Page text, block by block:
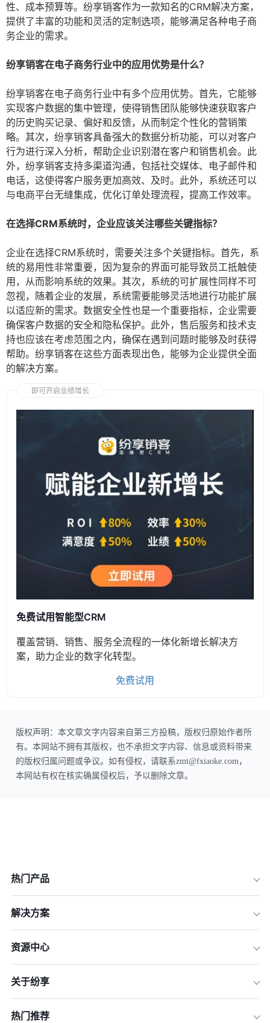
性、成本预算等。纷享销客作为一款知名的CRM解决方案，
提供了丰富的功能和灵活的定制选项，能够满足各种电子商
务企业的需求。
纷享销客在电子商务行业中的应用优势是什么？
纷享销客在电子商务行业中有多个应用优势。首先，它能够
实现客户数据的集中管理，使得销售团队能够快速获取客户
的历史购买记录、偏好和反馈，从而制定个性化的营销策
略。其次，纷享销客具备强大的数据分析功能，可以对客户
行为进行深入分析，帮助企业识别潜在客户和销售机会。此
外，纷享销客支持多渠道沟通，包括社交媒体、电子邮件和
电话，这使得客户服务更加高效、及时。此外，系统还可以
与电商平台无缝集成，优化订单处理流程，提高工作效率。
在选择CRM系统时，企业应该关注哪些关键指标？
企业在选择CRM系统时，需要关注多个关键指标。首先，系
统的易用性非常重要，因为复杂的界面可能导致员工抵触使
用，从而影响系统的效果。其次，系统的可扩展性同样不可
忽视，随着企业的发展，系统需要能够灵活地进行功能扩展
以适应新的需求。数据安全性也是一个重要指标，企业需要
确保客户数据的安全和隐私保护。此外，售后服务和技术支
持也应该在考虑范围之内，确保在遇到问题时能够及时获得
帮助。纷享销客在这些方面表现出色，能够为企业提供全面
的解决方案。
即可开启业绩增长
免费试用智能型CRM
覆盖营销、销售、服务全流程的一体化新增长解决方
案，助力企业的数字化转型。
免费试用
版权声明：本文章文字内容来自第三方投稿，版权归原始作者所
有。本网站不拥有其版权，也不承担文字内容、信息或资料带来
的版权归属问题或争议。如有侵权，请联系zmt@fxiaoke.com，
本网站有权在核实确属侵权后，予以删除文章。
热门产品
解决方案
资源中心
关于纷享
热门推荐